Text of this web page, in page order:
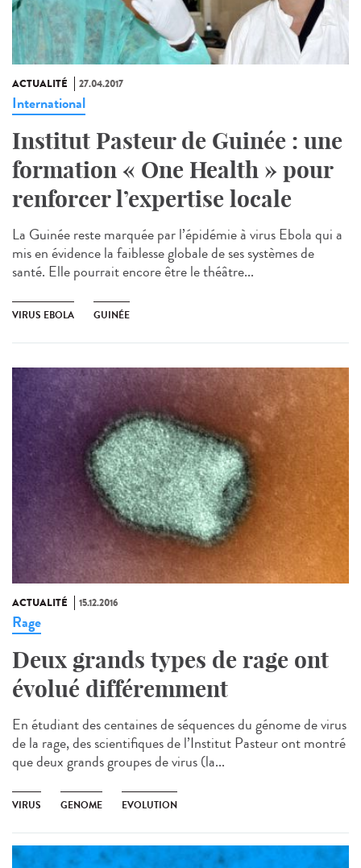
ACTUALITÉ 27.04.2017
International
Institut Pasteur de Guinée : une
formation « One Health » pour
renforcer l’expertise locale
La Guinée reste marquée par l’épidémie à virus Ebola qui a
mis en évidence la faiblesse globale de ses systèmes de
santé. Elle pourrait encore être le théâtre...
VIRUS EBOLA GUINÉE
ACTUALITÉ 15.12.2016
Rage
Deux grands types de rage ont
évolué différemment
En étudiant des centaines de séquences du génome de virus
de la rage, des scientifiques de l’Institut Pasteur ont montré
que deux grands groupes de virus (la...
VIRUS GENOME EVOLUTION